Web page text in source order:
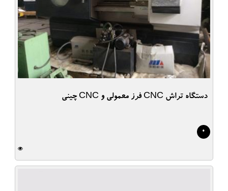
دستگاه تراش CNC فرز معمولی و CNC چینی
0